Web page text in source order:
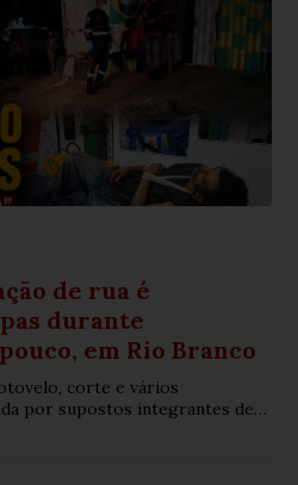
de rua é
durante
em Rio Branco
corte e vários
por supostos integrantes de